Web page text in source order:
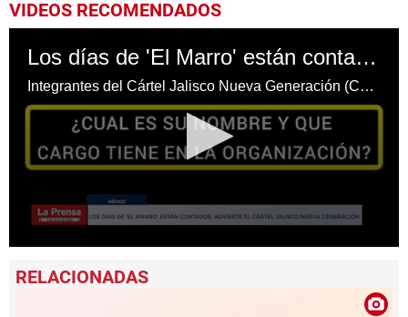
VIDEOS RECOMENDADOS
Los días de 'El Marro' están contados, advierte el Cártel Jalisco Nueva Generación
Integrantes del Cártel Jalisco Nueva Generación (CJNG), que aparecen con armas de alto poder y vehículos artillados, divulgaron un video en el que amenazna a 'El Marro'.
seconds
of